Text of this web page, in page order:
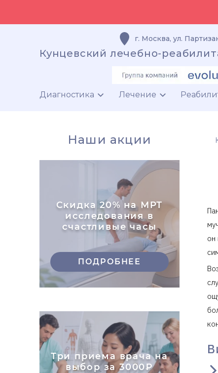
г. Москва, ул.
Кунцевский лечебно-
Диагностика Лечение
Наши акции
Скидка 20% на МРТ
исследования в
счастливые часы
ПОДРОБНЕЕ
Три приема врача на
выбор за 3000₽
он